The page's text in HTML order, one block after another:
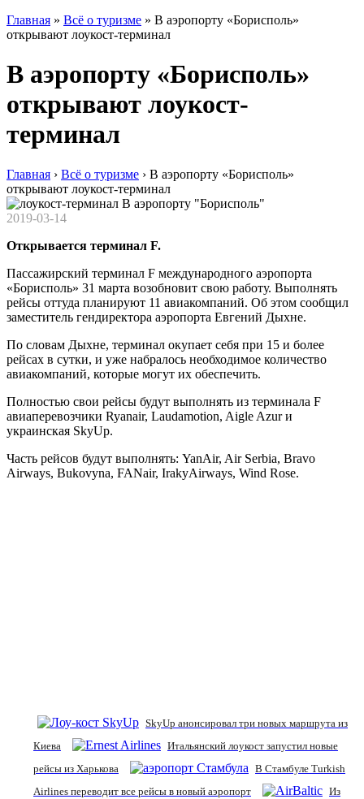
Главная » Всё о туризме » В аэропорту «Борисполь»
открывают лоукост-терминал
В аэропорту «Борисполь»
открывают лоукост-
терминал
Главная › Всё о туризме › В аэропорту «Борисполь»
открывают лоукост-терминал
2019-03-14
Открывается терминал F.
Пассажирский терминал F международного аэропорта
«Борисполь» 31 марта возобновит свою работу. Выполнять
рейсы оттуда планируют 11 авиакомпаний. Об этом сообщил
заместитель гендиректора аэропорта Евгений Дыхне.
По словам Дыхне, терминал окупает себя при 15 и более
рейсах в сутки, и уже набралось необходимое количество
авиакомпаний, которые могут их обеспечить.
Полностью свои рейсы будут выполнять из терминала F
авиаперевозчики Ryanair, Laudamotion, Aigle Azur и
украинская SkyUp.
Часть рейсов будут выполнять: YanAir, Air Serbia, Bravo
Airways, Bukovyna, FANair, IrakyAirways, Wind Rose.
SkyUp анонсировал три новых маршрута из
Киева
Итальянский лоукост запустил новые
рейсы из Харькова
В Стамбуле Turkish
Airlines переводит все рейсы в новый аэропорт
Из